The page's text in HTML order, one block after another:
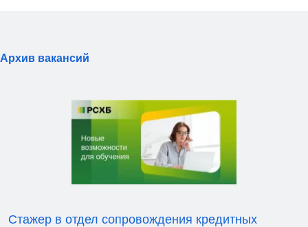
Архив вакансий
Стажер в отдел сопровождения кредитных